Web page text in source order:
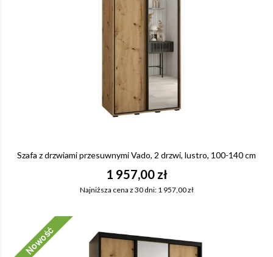
Szafa z drzwiami przesuwnymi Vado, 2 drzwi, lustro, 100-140 cm
1 957,00 zł
Najniższa cena z 30 dni: 1 957,00 zł
Nowość